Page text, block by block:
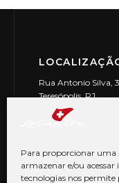
Para proporcionar uma
armazenar e/ou
tecnologias nos permite
Rua Antonio Silva,
Teresópolis, RJ
CEP: 25990-150